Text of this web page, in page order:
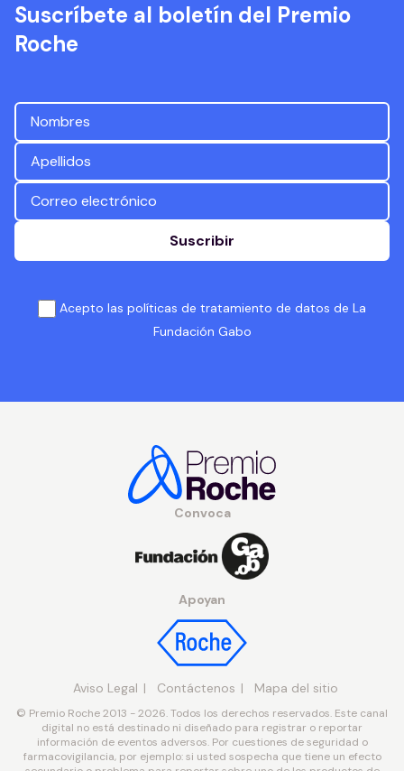
Suscríbete al boletín del Premio
Roche
Suscribir
Acepto las políticas de tratamiento de datos de La
Fundación Gabo
Convoca
Apoyan
Aviso Legal Contáctenos Mapa del sitio
© Premio Roche 2013 - 2026. Todos los derechos reservados. Este canal
digital no está destinado ni diseñado para registrar o reportar
información de eventos adversos. Por cuestiones de seguridad o
farmacovigilancia, por ejemplo: si usted sospecha que tiene un efecto